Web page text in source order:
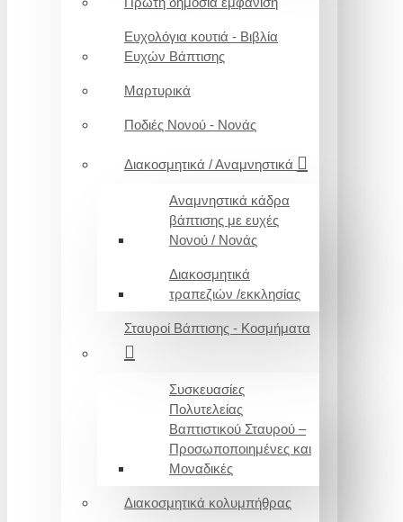
Ευχολόγια κουτιά - Βιβλία
Ευχών Βάπτισης
Μαρτυρικά
Ποδιές Νονού - Νονάς
Διακοσμητικά / Αναμνηστικά
Αναμνηστικά κάδρα
βάπτισης με ευχές
Νονού / Νονάς
Διακοσμητικά
τραπεζιών /εκκλησίας
Σταυροί Βάπτισης - Κοσμήματα
Συσκευασίες
Πολυτελείας
Βαπτιστικού Σταυρού –
Προσωποποιημένες και
Μοναδικές
Διακοσμητικά κολυμπήθρας